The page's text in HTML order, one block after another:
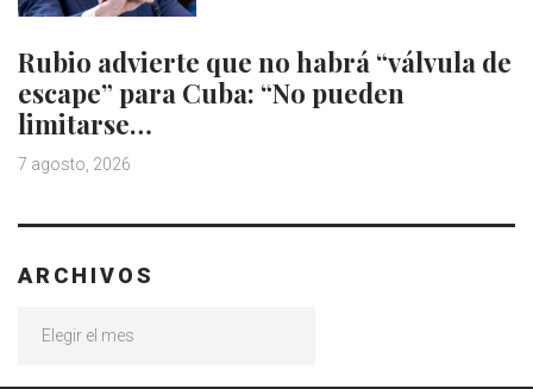
Rubio advierte que no habrá “válvula de
escape” para Cuba: “No pueden
limitarse…
7 agosto, 2026
ARCHIVOS